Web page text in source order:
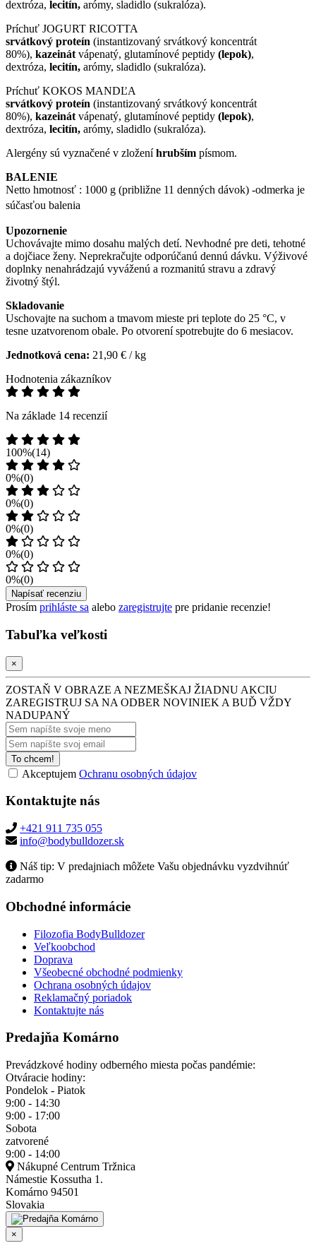
dextróza, lecitín, arómy, sladidlo (sukralóza).
Príchuť JOGURT RICOTTA
srvátkový proteín (instantizovaný srvátkový koncentrát
80%), kazeinát vápenatý, glutamínové peptidy (lepok),
dextróza, lecitín, arómy, sladidlo (sukralóza).
Príchuť KOKOS MANDĽA
srvátkový proteín (instantizovaný srvátkový koncentrát
80%), kazeinát vápenatý, glutamínové peptidy (lepok),
dextróza, lecitín, arómy, sladidlo (sukralóza).
Alergény sú vyznačené v zloženíhrubším písmom.
BALENIE
Netto hmotnosť : 1000 g (približne 11 denných dávok) -odmerka je
súčasťou balenia
Upozornenie
Uchovávajte mimo dosahu malých detí. Nevhodné pre deti, tehotné
a dojčiace ženy. Neprekračujte odporúčanú dennú dávku. Výživové
doplnky nenahrádzajú vyváženú a rozmanitú stravu a zdravý
životný štýl.
Skladovanie
Uschovajte na suchom a tmavom mieste pri teplote do 25 °C, v
tesne uzatvorenom obale. Po otvorení spotrebujte do 6 mesiacov.
Jednotková cena: 21,90 € / kg
Hodnotenia zákazníkov
Na základe 14 recenzií
100%(14)
0%(0)
0%(0)
0%(0)
0%(0)
0%(0)
Napísať recenziu
Prosím prihláste sa alebo zaregistrujte pre pridanie recenzie!
Tabuľka veľkosti
×
ZOSTAŇ V OBRAZE A NEZMEŠKAJ ŽIADNU AKCIU
ZAREGISTRUJ SA NA ODBER NOVINIEK A BUĎ VŽDY
NADUPANÝ
To chcem!
Akceptujem Ochranu osobných údajov
Kontaktujte nás
+421 911 735 055
info@bodybulldozer.sk
Náš tip: V predajniach môžete Vašu objednávku vyzdvihnúť
zadarmo
Obchodné informácie
Filozofia BodyBulldozer
Veľkoobchod
Doprava
Všeobecné obchodné podmienky
Ochrana osobných údajov
Reklamačný poriadok
Kontaktujte nás
Predajňa Komárno
Prevádzkové hodiny odberného miesta počas pandémie:
Otváracie hodiny:
Pondelok - Piatok
9:00 - 14:30
9:00 - 17:00
Sobota
zatvorené
9:00 - 14:00
Nákupné Centrum Tržnica
Námestie Kossutha 1.
Komárno 94501
Slovakia
×